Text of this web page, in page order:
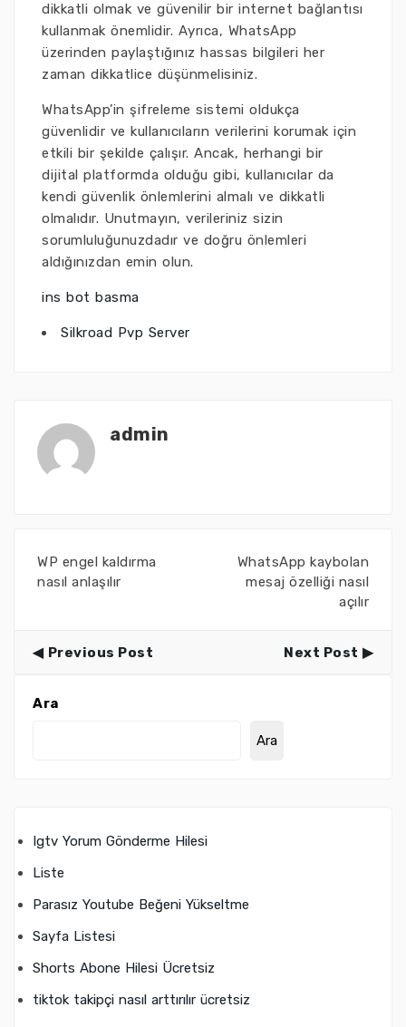
dikkatli olmak ve güvenilir bir internet bağlantısı
kullanmak önemlidir. Ayrıca, WhatsApp
üzerinden paylaştığınız hassas bilgileri her
zaman dikkatlice düşünmelisiniz.
WhatsApp’in şifreleme sistemi oldukça
güvenlidir ve kullanıcıların verilerini korumak için
etkili bir şekilde çalışır. Ancak, herhangi bir
dijital platformda olduğu gibi, kullanıcılar da
kendi güvenlik önlemlerini almalı ve dikkatli
olmalıdır. Unutmayın, verileriniz sizin
sorumluluğunuzdadır ve doğru önlemleri
aldığınızdan emin olun.
ins bot basma
Silkroad Pvp Server
admin
WP engel kaldırma
nasıl anlaşılır
WhatsApp kaybolan
mesaj özelliği nasıl
açılır
Previous Post Next Post
Ara
Ara
Igtv Yorum Gönderme Hilesi
Liste
Parasız Youtube Beğeni Yükseltme
Sayfa Listesi
Shorts Abone Hilesi Ücretsiz
tiktok takipçi nasıl arttırılır ücretsiz